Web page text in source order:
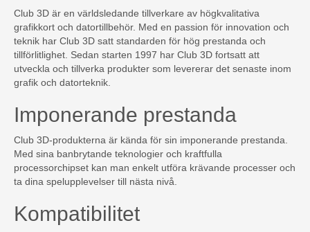
Club 3D är en världsledande tillverkare av högkvalitativa
grafikkort och datortillbehör. Med en passion för innovation och
teknik har Club 3D satt standarden för hög prestanda och
tillförlitlighet. Sedan starten 1997 har Club 3D fortsatt att
utveckla och tillverka produkter som levererar det senaste inom
grafik och datorteknik.
Imponerande prestanda
Club 3D-produkterna är kända för sin imponerande prestanda.
Med sina banbrytande teknologier och kraftfulla
processorchipset kan man enkelt utföra krävande processer och
ta dina spelupplevelser till nästa nivå.
Kompatibilitet